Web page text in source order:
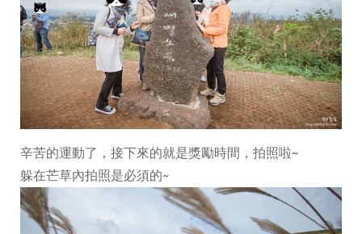
辛苦的運動了，接下來的就是獎勵時間，拍照啦~
躲在芒草內拍照是必須的~